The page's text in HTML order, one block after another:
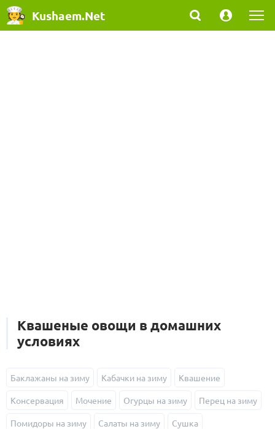
Kushaem.Net
Квашеные овощи в домашних
условиях
Баклажаны на зиму Кабачки на зиму Квашение
Консервация Мочение Огурцы на зиму Перец на зиму
Помидоры на зиму Салаты на зиму Сушка